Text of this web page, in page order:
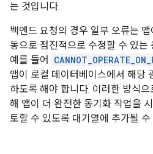
는 것입니다.
백엔드 요청의 경우 일부 오류는
동으로 점진적으로 수정할 수 있는
예를 들어
앱이 로컬 데이터베이스에서 해당
하도록 해야 합니다. 이러한 방식
해 앱이 더 완전한 동기화 작업을
토할 수 있도록 대기열에 추가될 수